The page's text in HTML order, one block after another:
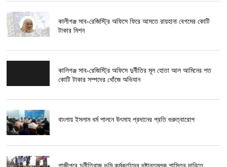
কালীগঞ্জ সাব-রেজিস্ট্রি অফিসে ফিরে আসতে রায়হানা বেগমের কোটি
টাকার মিশন
কালিগঞ্জ সাব-রেজিস্ট্রি অফিসে দুর্নীতির মূল হোতা আল আমিনের শত
কোটি টাকার সম্পদের খোঁজে অভিযান
বাংলায় ইসলাম ধর্ম পালনে উৎসাহ প্রদানের প্রতি গুরুত্বারোপ